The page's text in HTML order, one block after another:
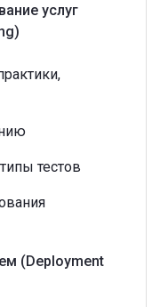
услуг
тестов
(Deployment